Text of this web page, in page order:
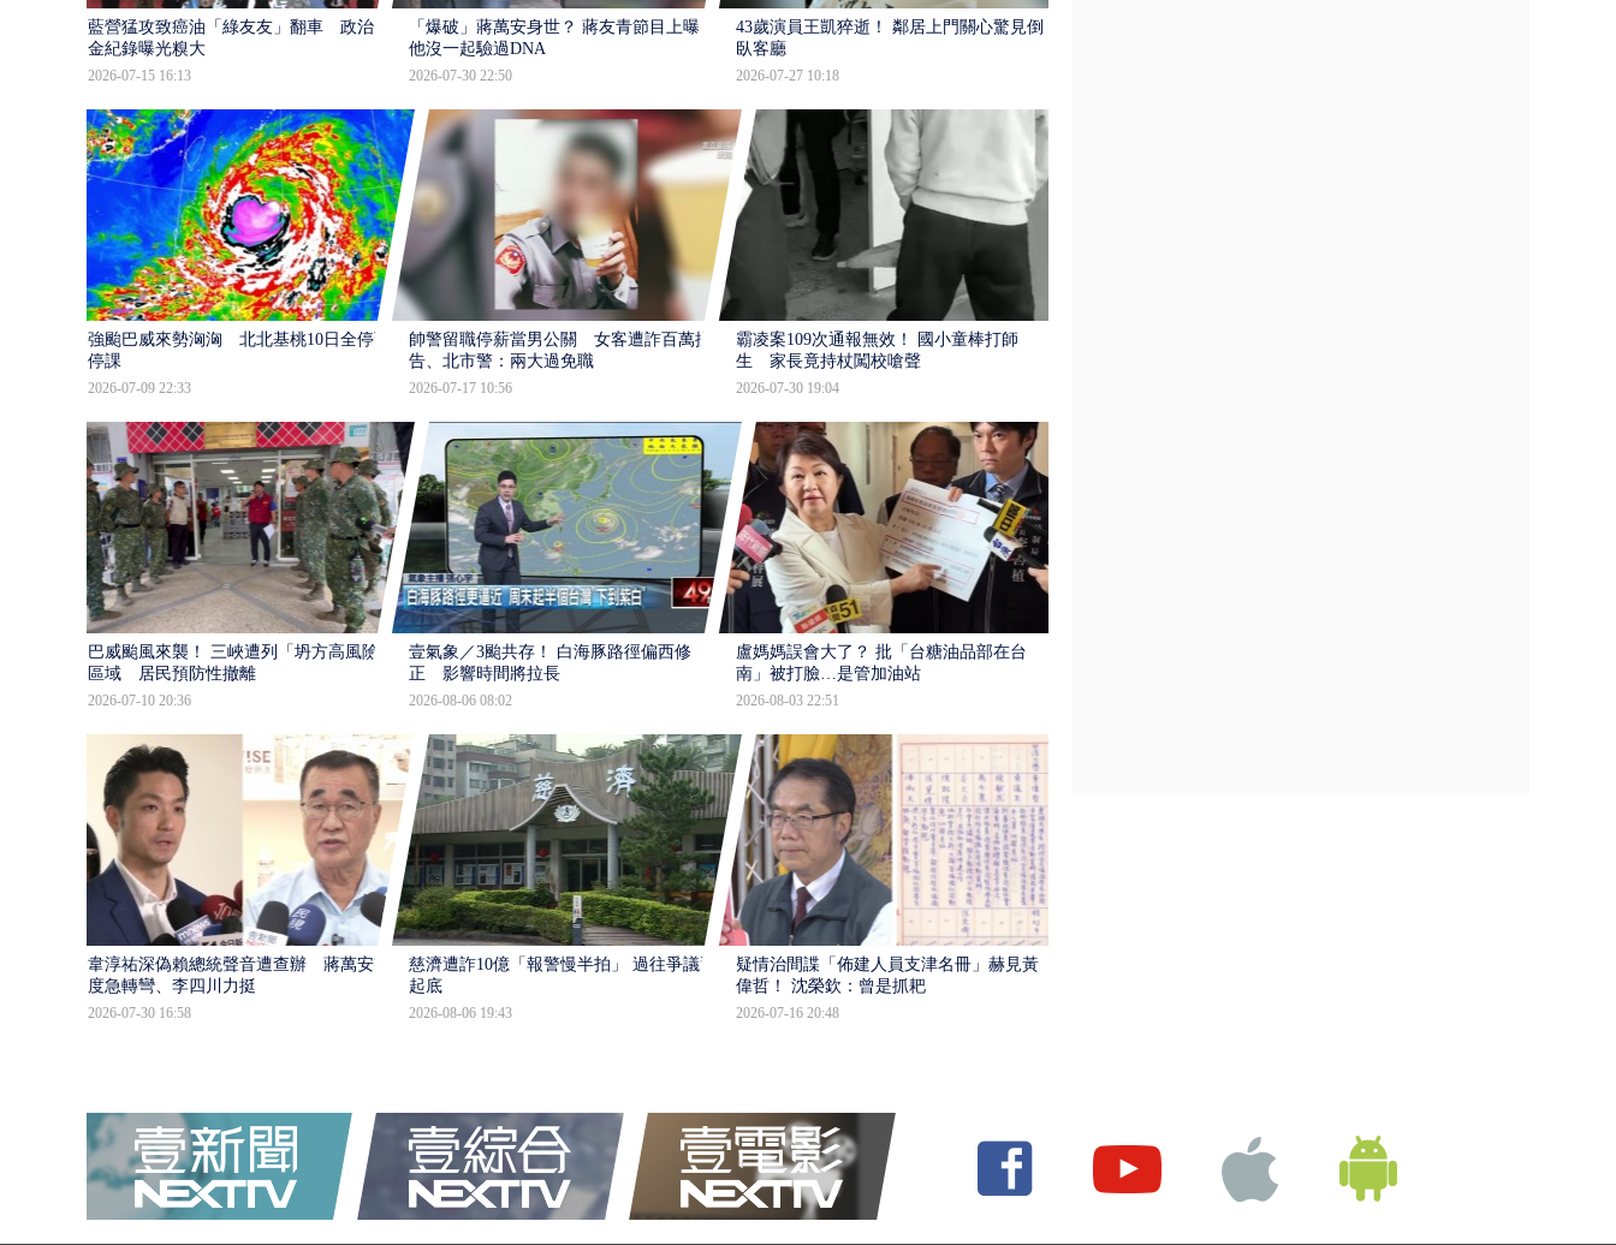
藍營猛攻致癌油「綠友友」翻車 政治獻
金紀錄曝光糗大
2026-07-15 16:13
「爆破」蔣萬安身世？ 蔣友青節目上曝：
他沒一起驗過DNA
2026-07-30 22:50
43歲演員王凱猝逝！ 鄰居上門關心驚見倒
臥客廳
2026-07-27 10:18
強颱巴威來勢洶洶 北北基桃10日全停班
停課
2026-07-09 22:33
帥警留職停薪當男公關 女客遭詐百萬提
告、北市警：兩大過免職
2026-07-17 10:56
霸凌案109次通報無效！ 國小童棒打師
生 家長竟持杖闖校嗆聲
2026-07-30 19:04
巴威颱風來襲！ 三峽遭列「坍方高風險」
區域 居民預防性撤離
2026-07-10 20:36
壹氣象／3颱共存！ 白海豚路徑偏西修
正 影響時間將拉長
2026-08-06 08:02
盧媽媽誤會大了？ 批「台糖油品部在台
南」被打臉…是管加油站
2026-08-03 22:51
韋淳祐深偽賴總統聲音遭查辦 蔣萬安態
度急轉彎、李四川力挺
2026-07-30 16:58
慈濟遭詐10億「報警慢半拍」 過往爭議遭
起底
2026-08-06 19:43
疑情治間諜「佈建人員支津名冊」赫見黃
偉哲！ 沈榮欽：曾是抓耙
2026-07-16 20:48